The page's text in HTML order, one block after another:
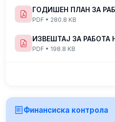
PDF • 280.8 KB
PDF • 198.8 KB
Финансиска контрола